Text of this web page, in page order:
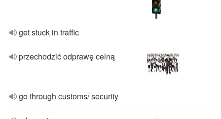
get stuck in traffic
przechodzić odprawę celną
go through customs/ security